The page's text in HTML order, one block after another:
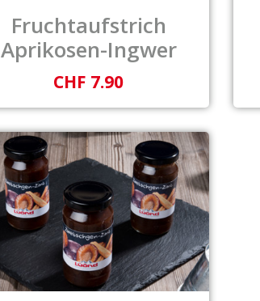
Fruchtaufstrich
Aprikosen-Ingwer
CHF 7.90